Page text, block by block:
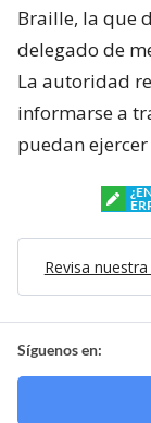
Braille, la que
delegado de
La autoridad
informarse a
puedan
Revisa
Síguenos en: